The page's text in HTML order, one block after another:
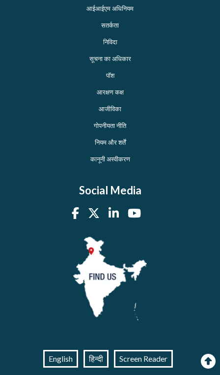
आईआईएम अधिनियम
सतर्कता
निविदा
सूचना का अधिकार
पॉश
आरक्षण कक्ष
आजीविका
गोपनीयता नीति
नियम और शर्तें
कानूनी अस्वीकरण
Social Media
English हिन्दी Screen Reader